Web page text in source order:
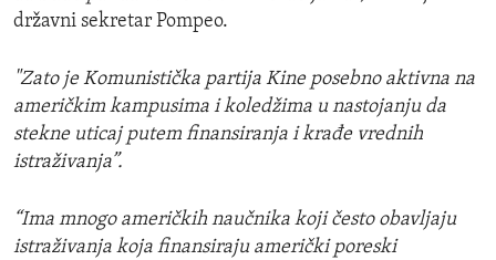
državni sekretar Pompeo.
"Zato je Komunistička partija Kine posebno aktivna na
američkim kampusima i koledžima u nastojanju da
stekne uticaj putem finansiranja i krađe vrednih
istraživanja”.
“Ima mnogo američkih naučnika koji često obavljaju
istraživanja koja finansiraju američki poreski